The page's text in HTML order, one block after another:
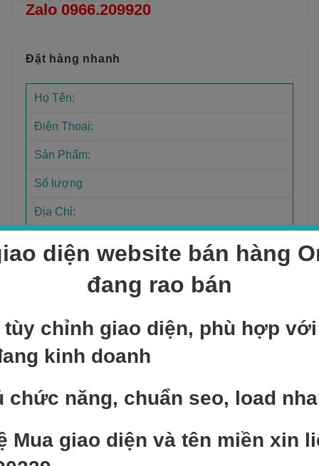
Zalo 0966.209920
Đặt hàng nhanh
NEW
Add to cart
Sản phẩm mẫu 3
400,000
₫
NEW
diện website bán hàng
đang rao bán
tùy chỉnh giao diện, phù hợp
kinh doanh
chức năng, chuẩn seo, load
Mua giao diện và tên miền xin